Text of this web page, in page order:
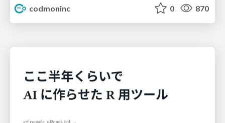
codmoninc
0 870